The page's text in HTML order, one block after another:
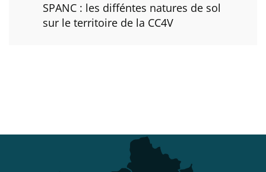
SPANC : les difféntes natures de sol
sur le territoire de la CC4V